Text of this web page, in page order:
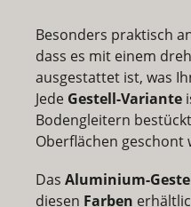
Besonders praktisch
dass es mit einem
ausgestattet ist, was
Jede Gestell-Variante
Bodengleitern
Oberflächen geschont
Das Aluminium-
diesen Farben